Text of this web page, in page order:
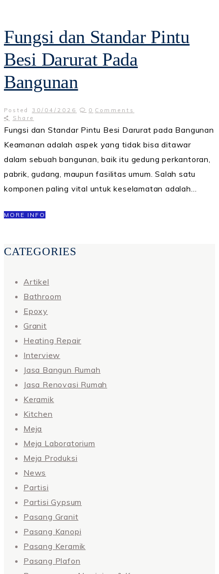
Fungsi dan Standar Pintu
Besi Darurat Pada
Bangunan
Posted 30/04/2026 0 Comments
Share
Fungsi dan Standar Pintu Besi Darurat pada Bangunan
Keamanan adalah aspek yang tidak bisa ditawar
dalam sebuah bangunan, baik itu gedung perkantoran,
pabrik, gudang, maupun fasilitas umum. Salah satu
komponen paling vital untuk keselamatan adalah…
MORE INFO
CATEGORIES
Artikel
Bathroom
Epoxy
Granit
Heating Repair
Interview
Jasa Bangun Rumah
Jasa Renovasi Rumah
Keramik
Kitchen
Meja
Meja Laboratorium
Meja Produksi
News
Partisi
Partisi Gypsum
Pasang Granit
Pasang Kanopi
Pasang Keramik
Pasang Plafon